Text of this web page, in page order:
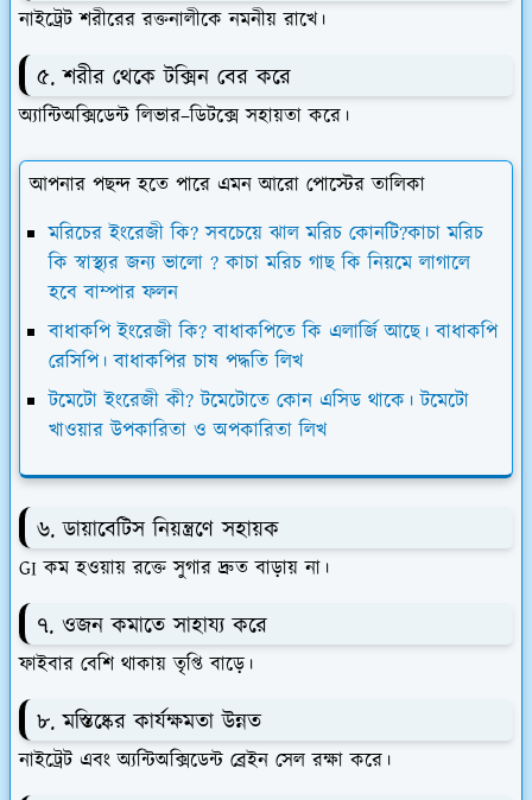
নাইট্রেট শরীরের রক্তনালীকে নমনীয় রাখে।
৫. শরীর থেকে টক্সিন বের করে
অ্যান্টিঅক্সিডেন্ট লিভার–ডিটক্সে সহায়তা করে।
আপনার পছন্দ হতে পারে এমন আরো পোস্টের তালিকা
মরিচের ইংরেজী কি? সবচেয়ে ঝাল মরিচ কোনটি?কাচা মরিচ
কি স্বাস্থ্যর জন্য ভালো ? কাচা মরিচ গাছ কি নিয়মে লাগালে
হবে বাম্পার ফলন
বাধাকপি ইংরেজী কি? বাধাকপিতে কি এলার্জি আছে। বাধাকপি
রেসিপি। বাধাকপির চাষ পদ্ধতি লিখ
টমেটো ইংরেজী কী? টমেটোতে কোন এসিড থাকে। টমেটো
খাওয়ার উপকারিতা ও অপকারিতা লিখ
৬. ডায়াবেটিস নিয়ন্ত্রণে সহায়ক
GI কম হওয়ায় রক্তে সুগার দ্রুত বাড়ায় না।
৭. ওজন কমাতে সাহায্য করে
ফাইবার বেশি থাকায় তৃপ্তি বাড়ে।
৮. মস্তিষ্কের কার্যক্ষমতা উন্নত
নাইট্রেট এবং অ্যন্টিঅক্সিডেন্ট ব্রেইন সেল রক্ষা করে।